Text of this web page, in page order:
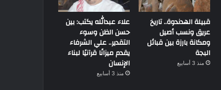
قبيلة الهدندوة.. تاريخ
عريق ونسب أصيل
ومكانة بارزة بين قبائل
البجة
منذ 3 أسابيع
علاء عبدالله يكتب: بين
حسن الظن وسوء
التقدير.. علي الشرفاء
يقدم ميزانًا قرآنيًا لبناء
الإنسان
منذ 3 أسابيع